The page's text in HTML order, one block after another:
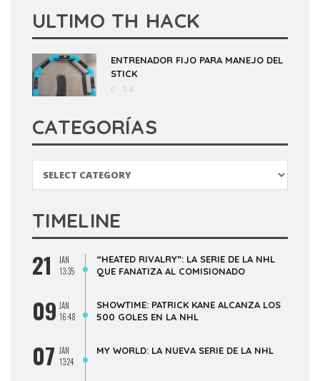
ULTIMO TH HACK
ENTRENADOR FIJO PARA MANEJO DEL
STICK
0
CATEGORÍAS
TIMELINE
21
JAN
13:35
“HEATED RIVALRY”: LA SERIE DE LA NHL
QUE FANATIZA AL COMISIONADO
09 JAN
16:48
SHOWTIME: PATRICK KANE ALCANZA LOS
500 GOLES EN LA NHL
07 JAN
13:24
MY WORLD: LA NUEVA SERIE DE LA NHL